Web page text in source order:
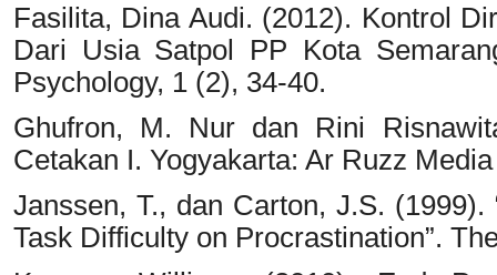
Fasilita, Dina Audi. (2012). Kontrol
Dari Usia Satpol PP Kota
Psychology, 1 (2), 34-40.
Ghufron, M. Nur dan Rini
Cetakan I. Yogyakarta: Ar Ruzz
Janssen, T., dan Carton, J.S.
Task Difficulty on Procrastination”.